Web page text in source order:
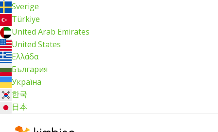
Sverige
Türkiye
United Arab Emirates
United States
Ελλάδα
България
Україна
한국
日本